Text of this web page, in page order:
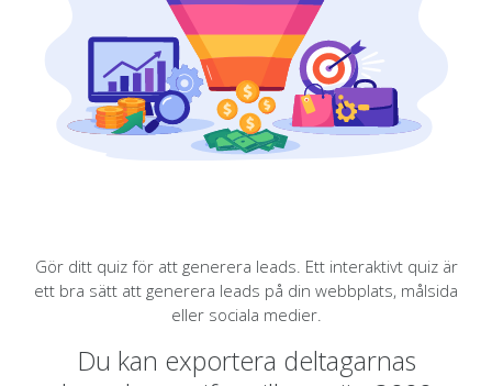
Gör ditt quiz för att generera leads. Ett interaktivt quiz är
ett bra sätt att generera leads på din webbplats, målsida
eller sociala medier.
Du kan exportera deltagarnas